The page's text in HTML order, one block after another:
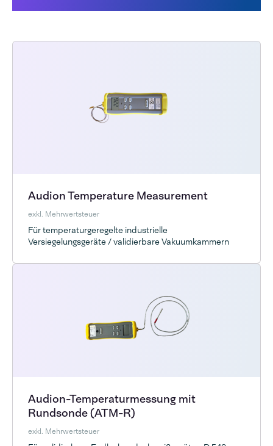
Audion Temperature Measurement
exkl. Mehrwertsteuer
Für temperaturgeregelte industrielle
Versiegelungsgeräte / validierbare Vakuumkammern
Audion-Temperaturmessung mit
Rundsonde (ATM-R)
exkl. Mehrwertsteuer